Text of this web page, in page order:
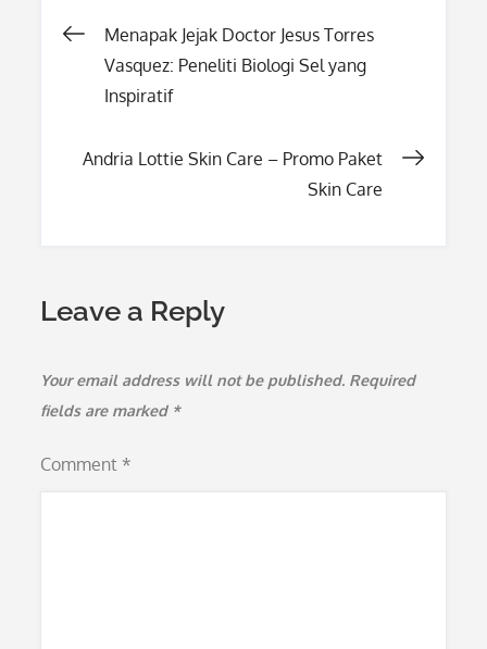
Post
navigation
Menapak Jejak Doctor Jesus Torres
Vasquez: Peneliti Biologi Sel yang
Inspiratif
Andria Lottie Skin Care – Promo Paket
Skin Care
Leave a Reply
Your email address will not be published. Required
fields are marked *
Comment *